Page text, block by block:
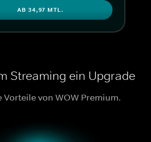
AB 34,97 MTL.
Streaming ein Upgrade
Vorteile von WOW Premium.